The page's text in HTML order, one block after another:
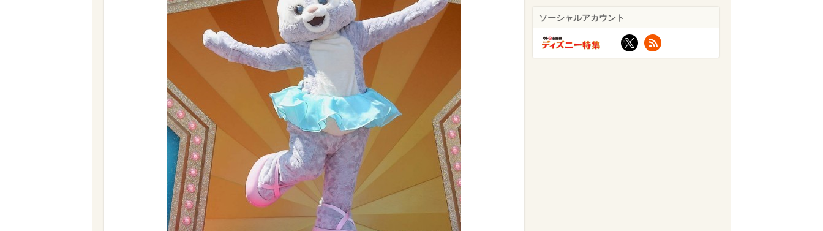
ソーシャルアカウント
X